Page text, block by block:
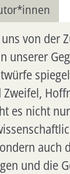
von der
unserer
es nicht
auch
und die